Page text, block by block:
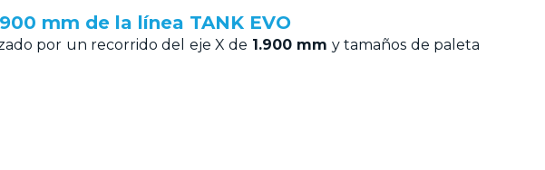
mm de la línea TANK EVO
por un recorrido del eje X de 1.900 mmy tamaños de paleta